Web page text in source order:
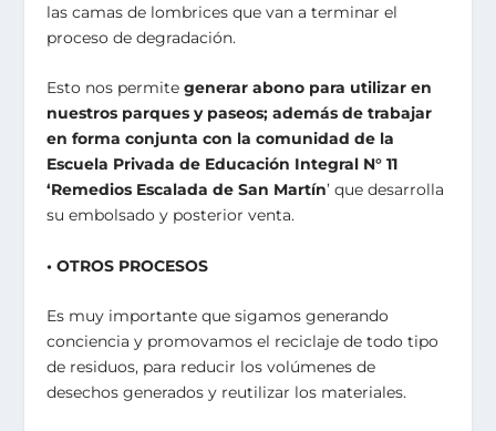
las camas de lombrices que van a terminar el
proceso de degradación.
Esto nos permite generar abono para utilizar en
nuestros parques y paseos; además de trabajar
en forma conjunta con la comunidad de la
Escuela Privada de Educación Integral N° 11
‘Remedios Escalada de San Martín’ que desarrolla
su embolsado y posterior venta.
• OTROS PROCESOS
Es muy importante que sigamos generando
conciencia y promovamos el reciclaje de todo tipo
de residuos, para reducir los volúmenes de
desechos generados y reutilizar los materiales.